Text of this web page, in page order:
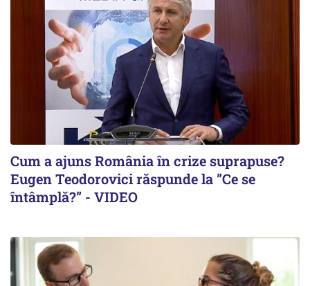
Cum a ajuns România în crize suprapuse?
Eugen Teodorovici răspunde la ”Ce se
întâmplă?” - VIDEO